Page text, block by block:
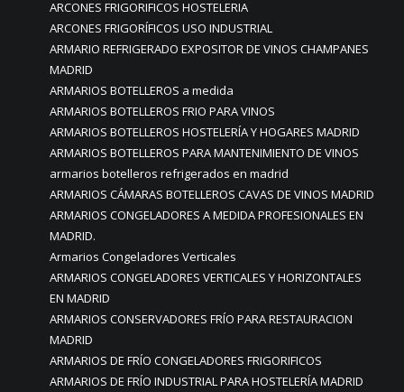
ARCONES FRIGORIFICOS HOSTELERIA
ARCONES FRIGORÍFICOS USO INDUSTRIAL
ARMARIO REFRIGERADO EXPOSITOR DE VINOS CHAMPANES
MADRID
ARMARIOS BOTELLEROS a medida
ARMARIOS BOTELLEROS FRIO PARA VINOS
ARMARIOS BOTELLEROS HOSTELERÍA Y HOGARES MADRID
ARMARIOS BOTELLEROS PARA MANTENIMIENTO DE VINOS
armarios botelleros refrigerados en madrid
ARMARIOS CÁMARAS BOTELLEROS CAVAS DE VINOS MADRID
ARMARIOS CONGELADORES A MEDIDA PROFESIONALES EN
MADRID.
Armarios Congeladores Verticales
ARMARIOS CONGELADORES VERTICALES Y HORIZONTALES
EN MADRID
ARMARIOS CONSERVADORES FRÍO PARA RESTAURACION
MADRID
ARMARIOS DE FRÍO CONGELADORES FRIGORIFICOS
ARMARIOS DE FRÍO INDUSTRIAL PARA HOSTELERÍA MADRID